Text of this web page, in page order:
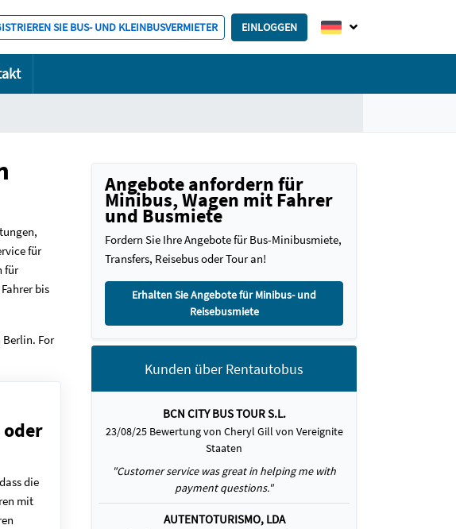
SIE BUS- UND KLEINBUSVERMIETER EINLOGGEN
für
für
bis
For
oder
die
mit
Angebote anfordern für
Minibus, Wagen mit Fahrer
und Busmiete
Fordern Sie Ihre Angebote für Bus-Minibusmiete,
Transfers, Reisebus oder Tour an!
Erhalten Sie Angebote für Minibus- und
Reisebusmiete
Kunden über Rentautobus
BCN CITY BUS TOUR S.L.
23/08/25 Bewertung von Cheryl Gill von Vereignite
Staaten
"Customer service was great in helping me with
payment questions."
AUTENTOTURISMO, LDA